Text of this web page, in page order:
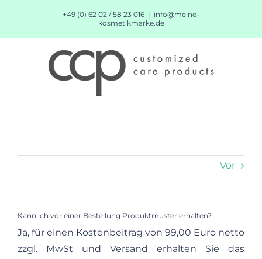
springen
+49 (0) 62 02 / 58 23 016 | info@meine-
kosmetikmarke.de
Vor
Kann ich vor einer Bestellung Produktmuster erhalten?
Ja, für einen Kostenbeitrag von 99,00 Euro netto
zzgl. MwSt und Versand erhalten Sie das